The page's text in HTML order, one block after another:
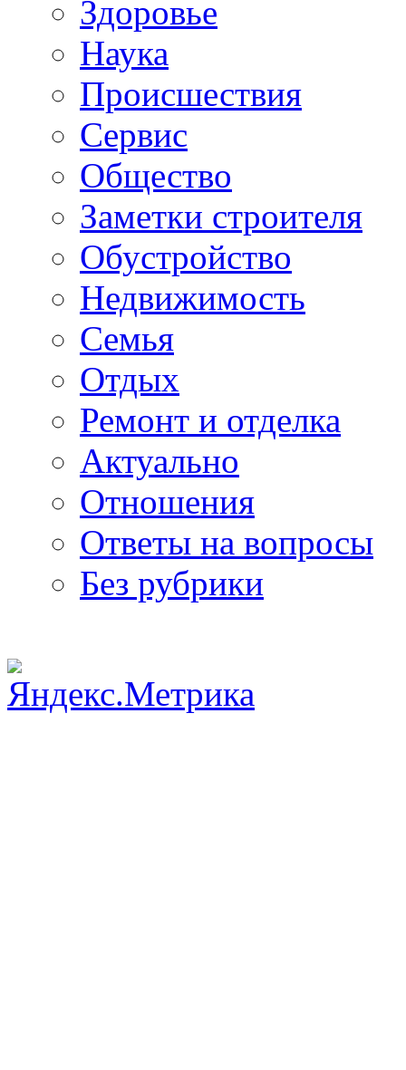
Здоровье
Наука
Происшествия
Сервис
Общество
Заметки строителя
Обустройство
Недвижимость
Семья
Отдых
Ремонт и отделка
Актуально
Отношения
Ответы на вопросы
Без рубрики